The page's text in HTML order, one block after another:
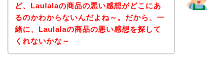
ど、Laulalaの商品の悪い感想がどこにあ
るのかわからないんだよね～。だから、一
緒に、Laulalaの商品の悪い感想を探して
くれないかな～